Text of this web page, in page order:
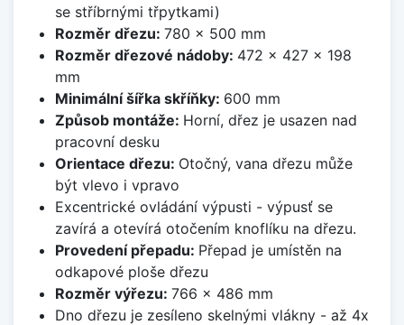
se stříbrnými třpytkami)
Rozměr dřezu: 780 x 500 mm
Rozměr dřezové nádoby: 472 x 427 x 198
mm
Minimální šířka skříňky: 600 mm
Způsob montáže: Horní, dřez je usazen nad
pracovní desku
Orientace dřezu: Otočný, vana dřezu může
být vlevo i vpravo
Excentrické ovládání výpusti - výpusť se
zavírá a otevírá otočením knoflíku na dřezu.
Provedení přepadu: Přepad je umístěn na
odkapové ploše dřezu
Rozměr výřezu: 766 x 486 mm
Dno dřezu je zesíleno skelnými vlákny - až 4x